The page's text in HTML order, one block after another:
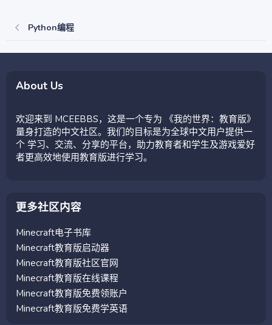
Python编程
About Us
欢迎来到 MCEEBBS，这是一个专为 《我的世界：教育版》
量身打造的中文社区。我们的目标是为全球中文用户提供一
个 学习、交流、分享的平台，助力教育者和学生及游戏爱好
者更高效地使用教育版进行学习。
更多社区内容
Minecraft电子书库
Minecraft教育版启动器
Minecraft教育版社区官网
Minecraft教育版在线课程
Minecraft教育版免费领账户
Minecraft教育版免费学英语